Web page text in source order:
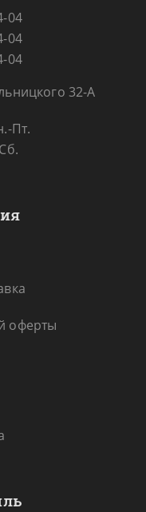
04
04
04
32-А
Пт.
оферты